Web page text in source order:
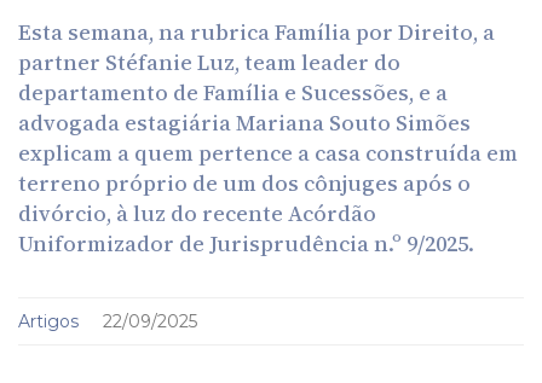
Esta semana, na rubrica Família por Direito, a
partner Stéfanie Luz, team leader do
departamento de Família e Sucessões, e a
advogada estagiária Mariana Souto Simões
explicam a quem pertence a casa construída em
terreno próprio de um dos cônjuges após o
divórcio, à luz do recente Acórdão
Uniformizador de Jurisprudência n.º 9/2025.
Artigos 22/09/2025